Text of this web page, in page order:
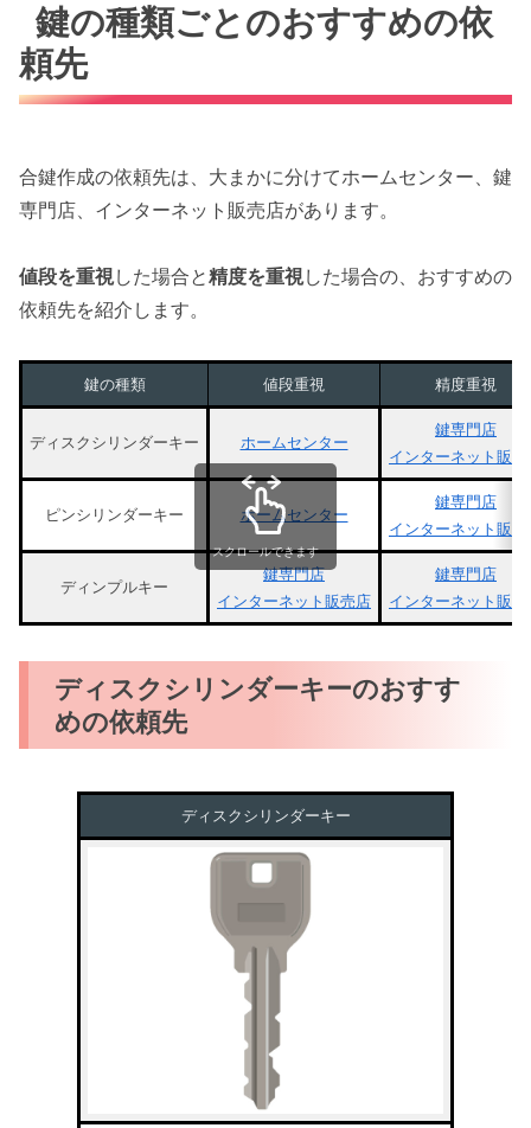
鍵の種類ごとのおすすめの依
頼先
合鍵作成の依頼先は、大まかに分けてホームセンター、鍵
専門店、インターネット販売店があります。
値段を重視した場合と精度を重視した場合の、おすすめの
依頼先を紹介します。
鍵の種類 値段重視 精度重視
ディスクシリンダーキー ホームセンター
鍵専門店
インターネット販売
ピンシリンダーキー ホームセンター
鍵専門店
インターネット販売
ディンプルキー
鍵専門店
インターネット販売店
鍵専門店
インターネット販売
スクロールできます
ディスクシリンダーキーのおすす
めの依頼先
ディスクシリンダーキー